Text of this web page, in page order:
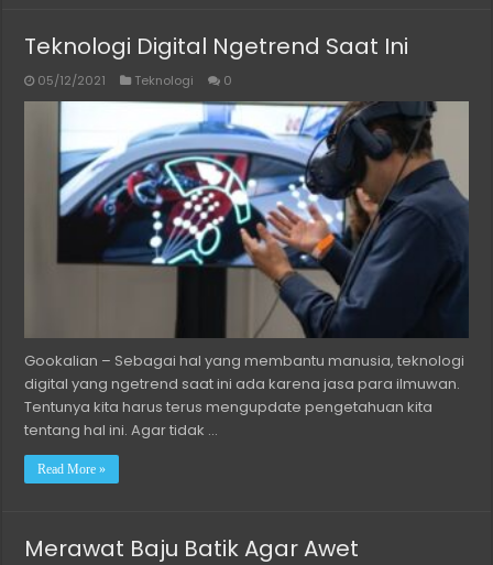
Teknologi Digital Ngetrend Saat Ini
05/12/2021 Teknologi 0
Gookalian – Sebagai hal yang membantu manusia, teknologi
digital yang ngetrend saat ini ada karena jasa para ilmuwan.
Tentunya kita harus terus mengupdate pengetahuan kita
tentang hal ini. Agar tidak …
Read More »
Merawat Baju Batik Agar Awet